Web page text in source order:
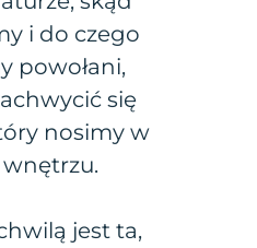
i do czego
powołani,
się
nosimy w
jest ta,